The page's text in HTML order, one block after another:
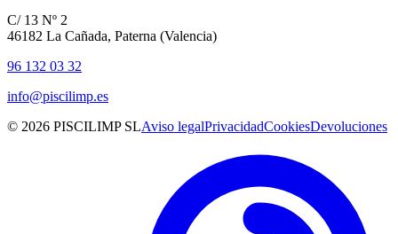
C/ 13 Nº 2
46182 La Cañada, Paterna (Valencia)
96 132 03 32
info@piscilimp.es
© 2026 PISCILIMP SLAviso legalPrivacidadCookiesDevoluciones